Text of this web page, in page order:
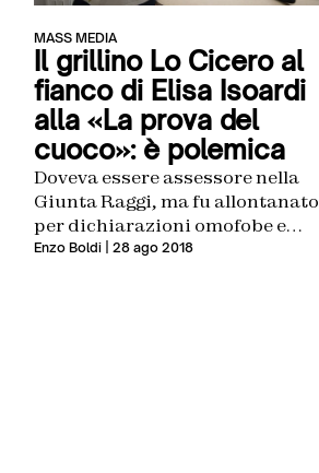
MASS MEDIA
Il grillino Lo Cicero al
fianco di Elisa Isoardi
alla «La prova del
cuoco»: è polemica
Doveva essere assessore nella
Giunta Raggi, ma fu allontanato
per dichiarazioni omofobe e
razziste
Enzo Boldi | 28 ago 2018